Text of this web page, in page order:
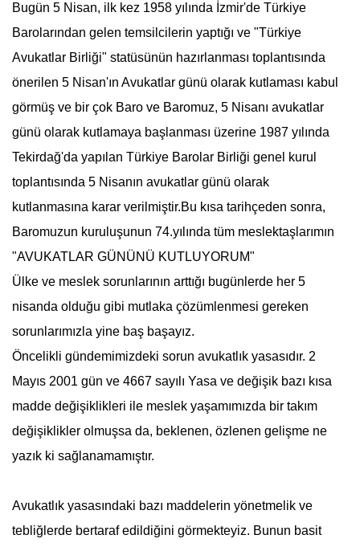
Bugün 5 Nisan, ilk kez 1958 yılında İzmir'de Türkiye
Barolarından gelen temsilcilerin yaptığı ve "Türkiye
Avukatlar Birliği" statüsünün hazırlanması toplantısında
önerilen 5 Nisan'ın Avukatlar günü olarak kutlaması kabul
görmüş ve bir çok Baro ve Baromuz, 5 Nisanı avukatlar
günü olarak kutlamaya başlanması üzerine 1987 yılında
Tekirdağ'da yapılan Türkiye Barolar Birliği genel kurul
toplantısında 5 Nisanın avukatlar günü olarak
kutlanmasına karar verilmiştir.Bu kısa tarihçeden sonra,
Baromuzun kuruluşunun 74.yılında tüm meslektaşlarımın
"AVUKATLAR GÜNÜNÜ KUTLUYORUM"
Ülke ve meslek sorunlarının arttığı bugünlerde her 5
nisanda olduğu gibi mutlaka çözümlenmesi gereken
sorunlarımızla yine baş başayız.
Öncelikli gündemimizdeki sorun avukatlık yasasıdır. 2
Mayıs 2001 gün ve 4667 sayılı Yasa ve değişik bazı kısa
madde değişiklikleri ile meslek yaşamımızda bir takım
değişiklikler olmuşsa da, beklenen, özlenen gelişme ne
yazık ki sağlanamamıştır.
Avukatlık yasasındaki bazı maddelerin yönetmelik ve
tebliğlerde bertaraf edildiğini görmekteyiz. Bunun basit